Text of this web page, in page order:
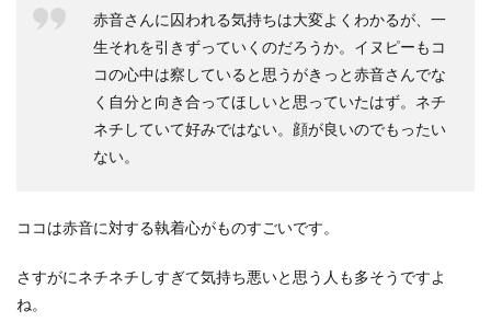
赤音さんに囚われる気持ちは大変よくわかるが、一
生それを引きずっていくのだろうか。イヌピーもコ
コの心中は察していると思うがきっと赤音さんでな
く自分と向き合ってほしいと思っていたはず。ネチ
ネチしていて好みではない。顔が良いのでもったい
ない。
ココは赤音に対する執着心がものすごいです。
さすがにネチネチしすぎて気持ち悪いと思う人も多そうですよ
ね。